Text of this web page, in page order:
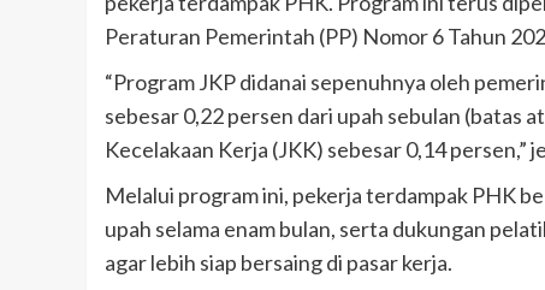
Peraturan Pemerintah (PP) Nomor 6 Tahun
“Program JKP didanai sepenuhnya oleh
sebesar 0,22 persen dari upah sebulan (batas
Kecelakaan Kerja (JKK) sebesar 0,14 persen,”
Melalui program ini, pekerja terdampak PHK
upah selama enam bulan, serta dukungan
agar lebih siap bersaing di pasar kerja.